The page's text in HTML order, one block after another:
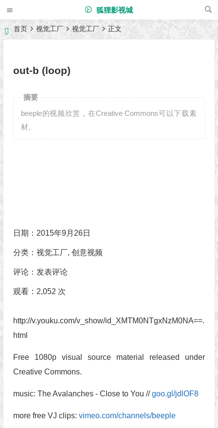
狐狸影视城
首页 视觉工厂 视觉工厂 正文
out-b (loop)
摘要
beeple的视频欣赏，在Creative Commons可以下载素
材。
日期：2015年9月26日
分类： 视觉工厂, 创意视频
评论： 发表评论
观看：2,052 次
http://v.youku.com/v_show/id_XMTM0NTgxNzM0NA==.
html
Free 1080p visual source material released under
Creative Commons.
music: The Avalanches - Close to You //goo.gl/jdlOF8
more free VJ clips: vimeo.com/channels/beeple